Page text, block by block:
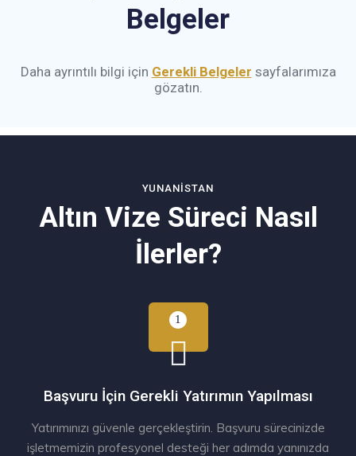
Belgeler
Daha ayrıntılı bilgi için Gerekli Belgeler sayfalarımıza
gözatın.
YUNANISTAN
Altın Vize Süreci Nasıl
İlerler?
Başvuru İçin Gerekli Yatırımın Yapılması
Yatırımınızı güvenle gerçekleştirin. Başvuru sürecinizde
işletmemizin profesyonel desteği her adımda yanınızda